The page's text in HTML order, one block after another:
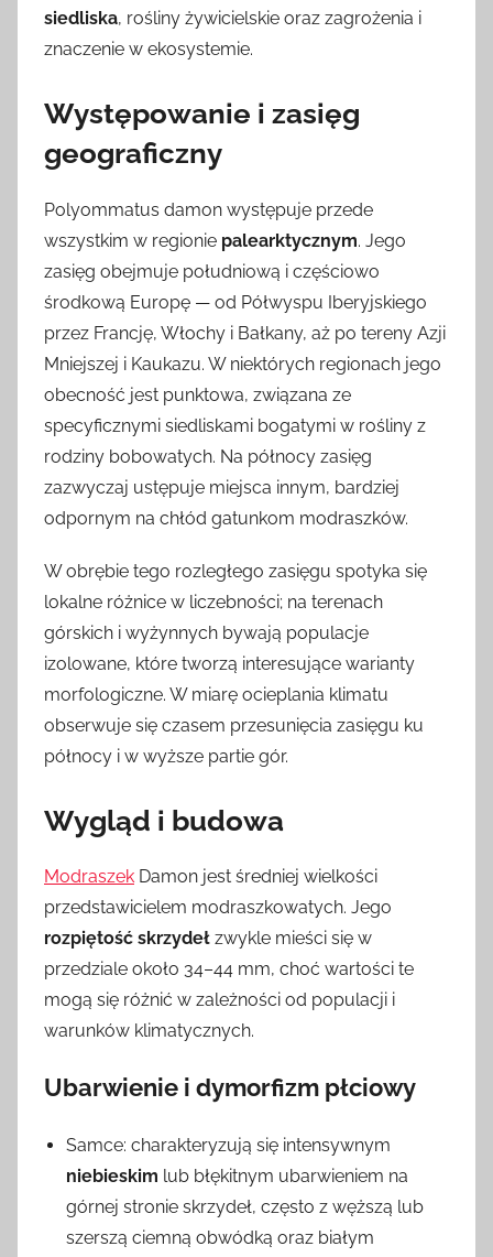
siedliska, rośliny żywicielskie oraz zagrożenia i
znaczenie w ekosystemie.
Występowanie i zasięg
geograficzny
Polyommatus damon występuje przede
wszystkim w regionie palearktycznym. Jego
zasięg obejmuje południową i częściowo
środkową Europę — od Półwyspu Iberyjskiego
przez Francję, Włochy i Bałkany, aż po tereny Azji
Mniejszej i Kaukazu. W niektórych regionach jego
obecność jest punktowa, związana ze
specyficznymi siedliskami bogatymi w rośliny z
rodziny bobowatych. Na północy zasięg
zazwyczaj ustępuje miejsca innym, bardziej
odpornym na chłód gatunkom modraszków.
W obrębie tego rozległego zasięgu spotyka się
lokalne różnice w liczebności; na terenach
górskich i wyżynnych bywają populacje
izolowane, które tworzą interesujące warianty
morfologiczne. W miarę ocieplania klimatu
obserwuje się czasem przesunięcia zasięgu ku
północy i w wyższe partie gór.
Wygląd i budowa
Modraszek Damon jest średniej wielkości
przedstawicielem modraszkowatych. Jego
rozpiętość skrzydeł zwykle mieści się w
przedziale około 34–44 mm, choć wartości te
mogą się różnić w zależności od populacji i
warunków klimatycznych.
Ubarwienie i dymorfizm płciowy
Samce: charakteryzują się intensywnym
niebieskim lub błękitnym ubarwieniem na
górnej stronie skrzydeł, często z węższą lub
szerszą ciemną obwódką oraz białym